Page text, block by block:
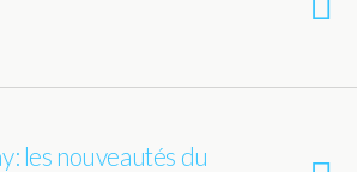
les nouveautés du